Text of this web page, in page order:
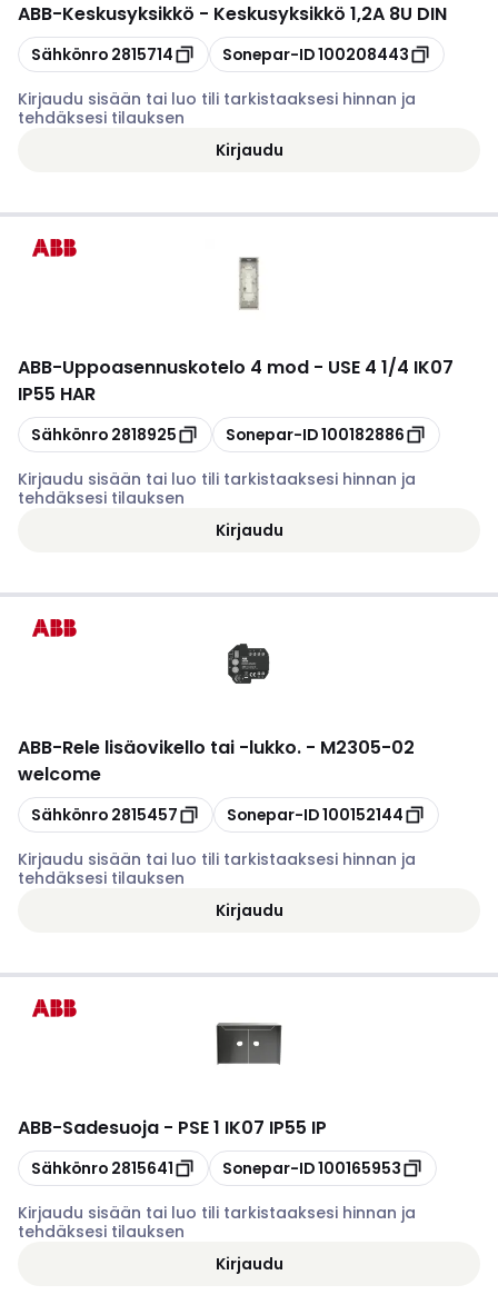
ABB-Keskusyksikkö - Keskusyksikkö 1,2A 8U DIN
Kopioi
Sähkönro 2815714 Kopioi
Sonepar-ID100208443
Kirjaudu sisään tai luo tili tarkistaaksesi hinnan ja
tehdäksesi tilauksen
Kirjaudu
ABB-Uppoasennuskotelo 4 mod - USE 4 1/4 IK07
IP55 HAR
Kopioi
Sähkönro 2818925 Kopioi
Sonepar-ID100182886
Kirjaudu sisään tai luo tili tarkistaaksesi hinnan ja
tehdäksesi tilauksen
Kirjaudu
ABB-Rele lisäovikello tai -lukko. - M2305-02
welcome
Kopioi
Sähkönro 2815457 Kopioi
Sonepar-ID100152144
Kirjaudu sisään tai luo tili tarkistaaksesi hinnan ja
tehdäksesi tilauksen
Kirjaudu
ABB-Sadesuoja - PSE 1 IK07 IP55 IP
Kopioi
Sähkönro 2815641 Kopioi
Sonepar-ID100165953
Kirjaudu sisään tai luo tili tarkistaaksesi hinnan ja
tehdäksesi tilauksen
Kirjaudu